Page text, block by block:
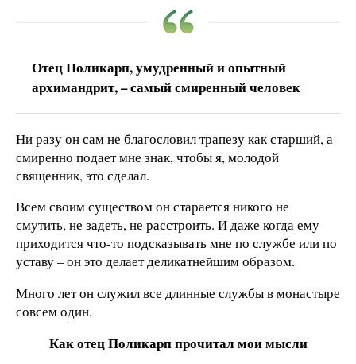
Отец Поликарп, умудренный и опытный
архимандрит, – самый смиренный человек
Ни разу он сам не благословил трапезу как старший, а
смиренно подает мне знак, чтобы я, молодой
священник, это сделал.
Всем своим существом он старается никого не
смутить, не задеть, не расстроить. И даже когда ему
приходится что-то подсказывать мне по службе или по
уставу – он это делает деликатнейшим образом.
Много лет он служил все длинные службы в монастыре
совсем один.
Как отец Поликарп прочитал мои мысли